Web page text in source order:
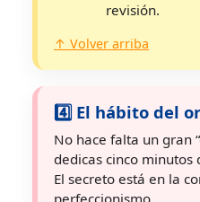
revisión.
↑ Volver arriba
4️⃣ El hábito del
No hace falta un gran
dedicas cinco
El secreto está en la
perfeccionismo.